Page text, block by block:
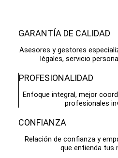
GARANTÍA DE CALIDAD
Asesores y gestores
légales, servicio
PROFESIONALIDAD
Enfoque integral, mejor
profesionales
CONFIANZA
Relación de confianza y
que entienda tus